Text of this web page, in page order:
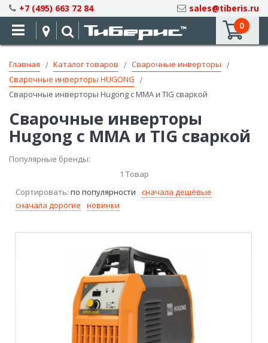
Skip
to
Content
+7 (495) 663 72 84
sales@tiberis.ru
0
Главная Каталог товаров
Сварочные инверторы
Сварочные инверторы HUGONG
Сварочные инверторы Hugong c MMA и TIG сваркой
Сварочные инверторы
Hugong c MMA и TIG сваркой
Популярные бренды:
1 Товар
Сортировать: по популярности
сначала дешёвые
сначала дорогие
новинки